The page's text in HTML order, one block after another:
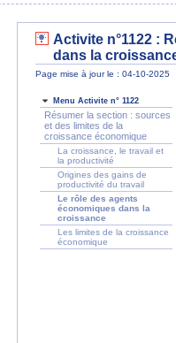
Activite n°1122 :
dans la
Page mise à jour le : 04-10-2025
Menu Activite n° 1122
Résumer la section : sources
et des limites de la
croissance économique
La croissance, le travail et
la productivité
Origines des gains de
productivité du travail
Le rôle des agents
économiques dans la
croissance
Les limites de la croissance
économique